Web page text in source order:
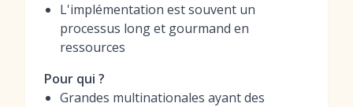
L'implémentation est souvent un
processus long et gourmand en
ressources
Pour qui ?
Grandes multinationales ayant des